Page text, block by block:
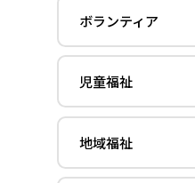
ボランティア
児童福祉
地域福祉